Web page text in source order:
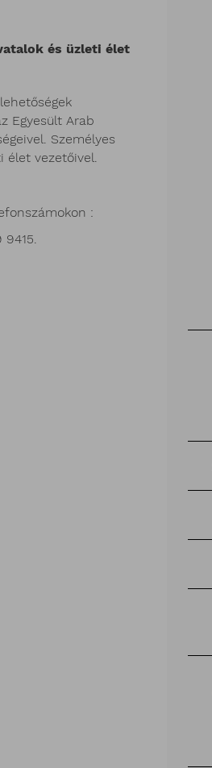
és üzleti élet
Egyesült Arab
Személyes
élet vezetőivel.
: